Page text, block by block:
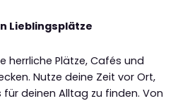
Lieblingsplätze
herrliche Plätze, Cafés und
Nutze deine Zeit vor Ort,
deinen Alltag zu finden. Von